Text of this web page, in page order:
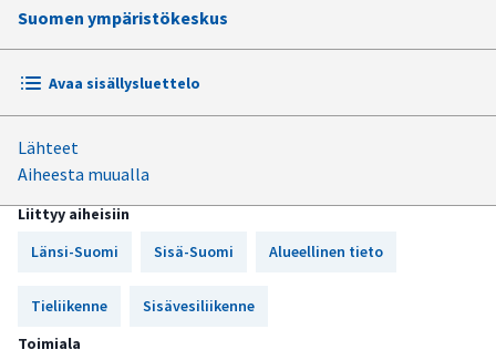
Suomen ympäristökeskus
Avaa sisällysluettelo
Ilmastonmuutoksen vaikutuksia Länsi- ja Sisä-Suomen
liikenneolosuhteisiin
Lähteet
Aiheesta muualla
Liittyy aiheisiin
Länsi-Suomi
Sisä-Suomi Alueellinen tieto
Tieliikenne
Sisävesiliikenne
Toimiala